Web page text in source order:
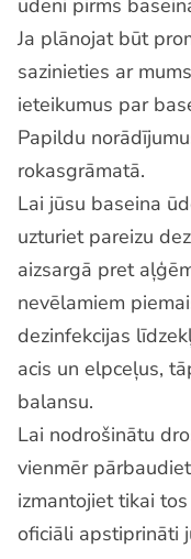
ūdeni pirms
Ja plānojat būt
sazinieties ar
ieteikumus par
Papildu
rokasgrāmatā.
Lai jūsu baseina
uzturiet pareizu
aizsargā pret
nevēlamiem
dezinfekcijas
acis un elpceļus,
balansu.
Lai nodrošinātu
vienmēr
izmantojiet tikai
oficiāli apstiprināti